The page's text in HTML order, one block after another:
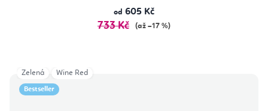
od 605 Kč
733 Kč (až –17 %)
Bestseller
Zelená Wine Red